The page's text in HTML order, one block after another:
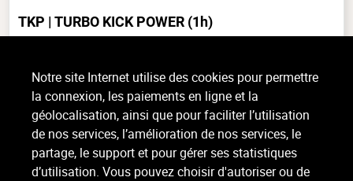
TKP | TURBO KICK POWER(1h)
Cours donné par Sandie! Le Turbo Kick Power est une méthode
d’entraînement cardio-vasculaire donnée en musique, basée sur la
combinaison de mouvements provenant de la boxe et des arts
martiaux (...)
Lire la suite
Notre site Internet utilise des cookies pour permettre
la connexion, les paiements en ligne et la
géolocalisation, ainsi que pour faciliter l’utilisation
de nos services, l’amélioration de nos services, le
partage, le support et pour gérer ses statistiques
d’utilisation. Vous pouvez choisir d'autoriser ou de